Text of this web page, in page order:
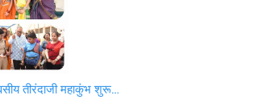
तीरंदाजी महाकुंभ शुरू…